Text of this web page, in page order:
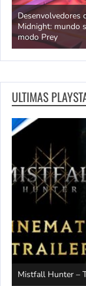
Desenvolvedores
Midnight: mundo
modo Prey
ULTIMAS
Mistfall Hunter –